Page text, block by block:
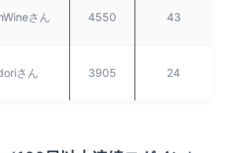
さん 4550 43
さん 3905 24